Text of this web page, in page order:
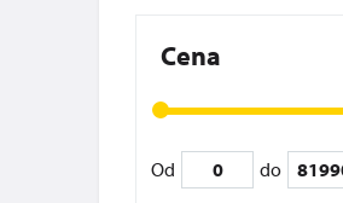
Cena
Od do